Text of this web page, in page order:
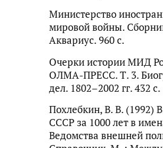
Министерство
мировой войны.
Аквариус. 960 с.
Очерки истории МИД
ОЛМА-ПРЕСС. Т. 3.
дел. 1802–2002 гг. 432 с.
Похлебкин, В. В. (1992)
СССР за 1000 лет в
Ведомства внешней